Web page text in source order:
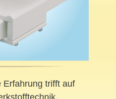
Erfahrung trifft auf